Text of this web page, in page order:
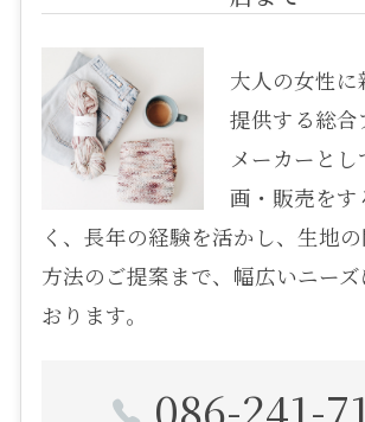
大人の女性
提供する総合
メーカーと
画・販売をす
く、長年の経験を活かし、生地
方法のご提案まで、幅広いニー
おります。
086-241-